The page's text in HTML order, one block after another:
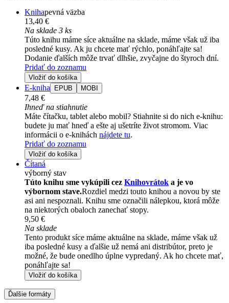
Knihapevná väzba
13,40 €
Na sklade 3 ks
Túto knihu máme síce aktuálne na sklade, máme však už iba
posledné kusy. Ak ju chcete mať rýchlo, ponáhľajte sa!
Dodanie ďalších môže trvať dlhšie, zvyčajne do štyroch dní.
Pridať do zoznamu
Vložiť do košíka
E-kniha EPUB MOBI
7,48 €
Ihneď na stiahnutie
Máte čítačku, tablet alebo mobil? Stiahnite si do nich e-knihu:
budete ju mať hneď a ešte aj ušetríte život stromom. Viac
informácii o e-knihách nájdete tu.
Pridať do zoznamu
Vložiť do košíka
Čítaná
výborný stav
Túto knihu sme vykúpili cez Knihovrátok a je vo
výbornom stave.Rozdiel medzi touto knihou a novou by ste
asi ani nespoznali. Knihu sme označili nálepkou, ktorá môže
na niektorých obaloch zanechať stopy.
9,50 €
Na sklade
Tento produkt síce máme aktuálne na sklade, máme však už
iba posledné kusy a ďalšie už nemá ani distribútor, preto je
možné, že bude onedlho úplne vypredaný. Ak ho chcete mať,
ponáhľajte sa!
Vložiť do košíka
Ďalšie formáty